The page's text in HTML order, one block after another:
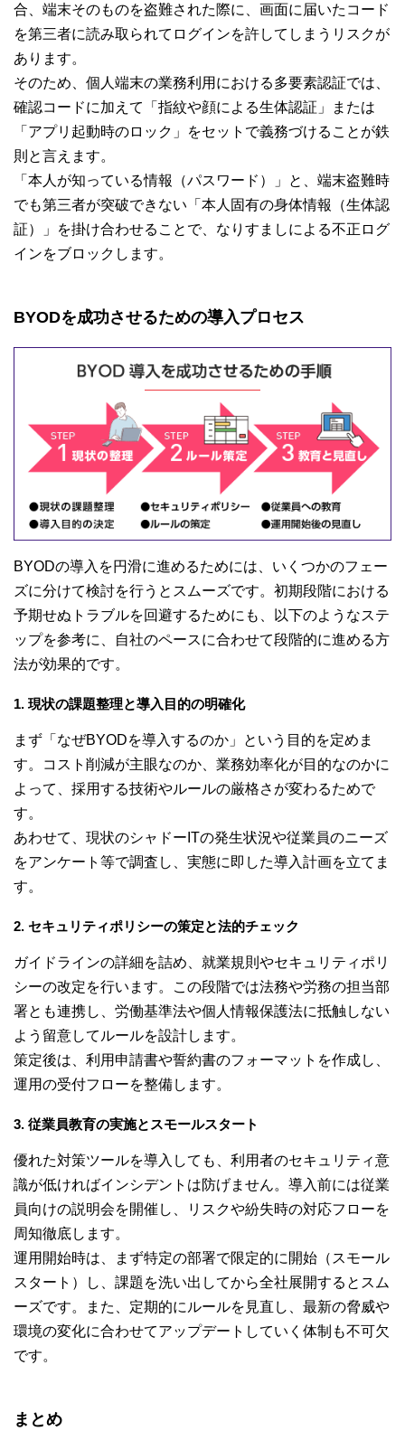
合、端末そのものを盗難された際に、画面に届いたコード
を第三者に読み取られてログインを許してしまうリスクが
あります。
そのため、個人端末の業務利用における多要素認証では、
確認コードに加えて「指紋や顔による生体認証」または
「アプリ起動時のロック」をセットで義務づけることが鉄
則と言えます。
「本人が知っている情報（パスワード）」と、端末盗難時
でも第三者が突破できない「本人固有の身体情報（生体認
証）」を掛け合わせることで、なりすましによる不正ログ
インをブロックします。
BYODを成功させるための導入プロセス
BYODの導入を円滑に進めるためには、いくつかのフェー
ズに分けて検討を行うとスムーズです。初期段階における
予期せぬトラブルを回避するためにも、以下のようなステ
ップを参考に、自社のペースに合わせて段階的に進める方
法が効果的です。
1. 現状の課題整理と導入目的の明確化
まず「なぜBYODを導入するのか」という目的を定めま
す。コスト削減が主眼なのか、業務効率化が目的なのかに
よって、採用する技術やルールの厳格さが変わるためで
す。
あわせて、現状のシャドーITの発生状況や従業員のニーズ
をアンケート等で調査し、実態に即した導入計画を立てま
す。
2. セキュリティポリシーの策定と法的チェック
ガイドラインの詳細を詰め、就業規則やセキュリティポリ
シーの改定を行います。この段階では法務や労務の担当部
署とも連携し、労働基準法や個人情報保護法に抵触しない
よう留意してルールを設計します。
策定後は、利用申請書や誓約書のフォーマットを作成し、
運用の受付フローを整備します。
3. 従業員教育の実施とスモールスタート
優れた対策ツールを導入しても、利用者のセキュリティ意
識が低ければインシデントは防げません。導入前には従業
員向けの説明会を開催し、リスクや紛失時の対応フローを
周知徹底します。
運用開始時は、まず特定の部署で限定的に開始（スモール
スタート）し、課題を洗い出してから全社展開するとスム
ーズです。また、定期的にルールを見直し、最新の脅威や
環境の変化に合わせてアップデートしていく体制も不可欠
です。
まとめ